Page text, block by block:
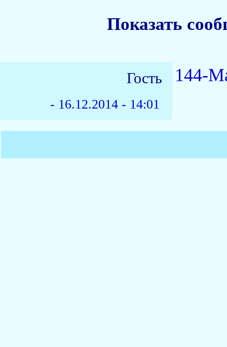
Показать
Гость
- 16.12.2014 - 14:01
144-